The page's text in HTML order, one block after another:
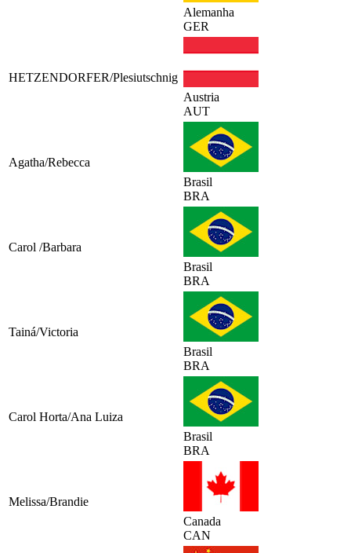
Alemanha
GER
HETZENDORFER/Plesiutschnig
Austria
AUT
Agatha/Rebecca
Brasil
BRA
Carol /Barbara
Brasil
BRA
Tainá/Victoria
Brasil
BRA
Carol Horta/Ana Luiza
Brasil
BRA
Melissa/Brandie
Canada
CAN